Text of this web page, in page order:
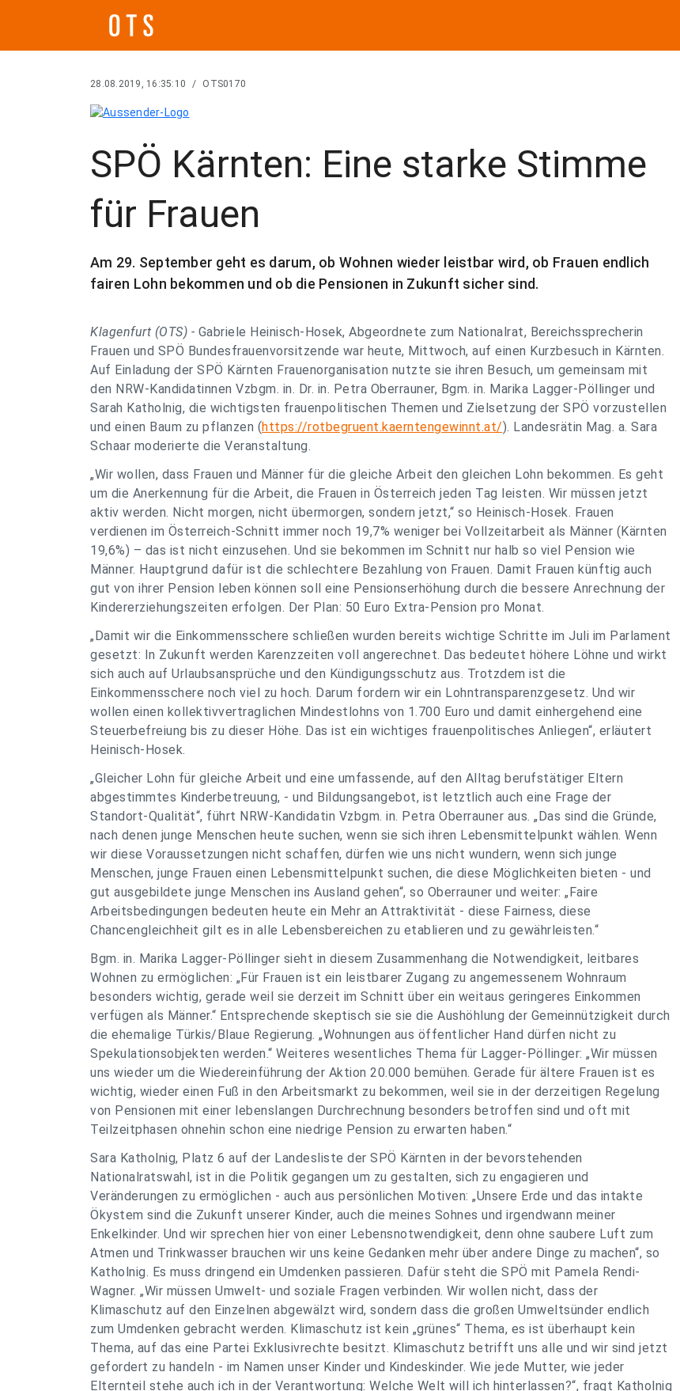
28.08.2019, 16:35:10 / OTS0170
SPÖ Kärnten: Eine starke Stimme
für Frauen
Am 29. September geht es darum, ob Wohnen wieder leistbar wird, ob Frauen endlich
fairen Lohn bekommen und ob die Pensionen in Zukunft sicher sind.
Klagenfurt (OTS) - Gabriele Heinisch-Hosek, Abgeordnete zum Nationalrat, Bereichssprecherin
Frauen und SPÖ Bundesfrauenvorsitzende war heute, Mittwoch, auf einen Kurzbesuch in Kärnten.
Auf Einladung der SPÖ Kärnten Frauenorganisation nutzte sie ihren Besuch, um gemeinsam mit
den NRW-Kandidatinnen Vzbgm. in. Dr. in. Petra Oberrauner, Bgm. in. Marika Lagger-Pöllinger und
Sarah Katholnig, die wichtigsten frauenpolitischen Themen und Zielsetzung der SPÖ vorzustellen
und einen Baum zu pflanzen (https://rotbegruent.kaerntengewinnt.at/). Landesrätin Mag. a. Sara
Schaar moderierte die Veranstaltung.
„Wir wollen, dass Frauen und Männer für die gleiche Arbeit den gleichen Lohn bekommen. Es geht
um die Anerkennung für die Arbeit, die Frauen in Österreich jeden Tag leisten. Wir müssen jetzt
aktiv werden. Nicht morgen, nicht übermorgen, sondern jetzt,“ so Heinisch-Hosek. Frauen
verdienen im Österreich-Schnitt immer noch 19,7% weniger bei Vollzeitarbeit als Männer (Kärnten
19,6%) – das ist nicht einzusehen. Und sie bekommen im Schnitt nur halb so viel Pension wie
Männer. Hauptgrund dafür ist die schlechtere Bezahlung von Frauen. Damit Frauen künftig auch
gut von ihrer Pension leben können soll eine Pensionserhöhung durch die bessere Anrechnung der
Kindererziehungszeiten erfolgen. Der Plan: 50 Euro Extra-Pension pro Monat.
„Damit wir die Einkommensschere schließen wurden bereits wichtige Schritte im Juli im Parlament
gesetzt: In Zukunft werden Karenzzeiten voll angerechnet. Das bedeutet höhere Löhne und wirkt
sich auch auf Urlaubsansprüche und den Kündigungsschutz aus. Trotzdem ist die
Einkommensschere noch viel zu hoch. Darum fordern wir ein Lohntransparenzgesetz. Und wir
wollen einen kollektivvertraglichen Mindestlohns von 1.700 Euro und damit einhergehend eine
Steuerbefreiung bis zu dieser Höhe. Das ist ein wichtiges frauenpolitisches Anliegen“, erläutert
Heinisch-Hosek.
„Gleicher Lohn für gleiche Arbeit und eine umfassende, auf den Alltag berufstätiger Eltern
abgestimmtes Kinderbetreuung, - und Bildungsangebot, ist letztlich auch eine Frage der
Standort-Qualität“, führt NRW-Kandidatin Vzbgm. in. Petra Oberrauner aus. „Das sind die Gründe,
nach denen junge Menschen heute suchen, wenn sie sich ihren Lebensmittelpunkt wählen. Wenn
wir diese Voraussetzungen nicht schaffen, dürfen wie uns nicht wundern, wenn sich junge
Menschen, junge Frauen einen Lebensmittelpunkt suchen, die diese Möglichkeiten bieten - und
gut ausgebildete junge Menschen ins Ausland gehen“, so Oberrauner und weiter: „Faire
Arbeitsbedingungen bedeuten heute ein Mehr an Attraktivität - diese Fairness, diese
Chancengleichheit gilt es in alle Lebensbereichen zu etablieren und zu gewährleisten.“
Bgm. in. Marika Lagger-Pöllinger sieht in diesem Zusammenhang die Notwendigkeit, leitbares
Wohnen zu ermöglichen: „Für Frauen ist ein leistbarer Zugang zu angemessenem Wohnraum
besonders wichtig, gerade weil sie derzeit im Schnitt über ein weitaus geringeres Einkommen
verfügen als Männer.“ Entsprechende skeptisch sie sie die Aushöhlung der Gemeinnützigkeit durch
die ehemalige Türkis/Blaue Regierung. „Wohnungen aus öffentlicher Hand dürfen nicht zu
Spekulationsobjekten werden.“ Weiteres wesentliches Thema für Lagger-Pöllinger: „Wir müssen
uns wieder um die Wiedereinführung der Aktion 20.000 bemühen. Gerade für ältere Frauen ist es
wichtig, wieder einen Fuß in den Arbeitsmarkt zu bekommen, weil sie in der derzeitigen Regelung
von Pensionen mit einer lebenslangen Durchrechnung besonders betroffen sind und oft mit
Teilzeitphasen ohnehin schon eine niedrige Pension zu erwarten haben.“
Sara Katholnig, Platz 6 auf der Landesliste der SPÖ Kärnten in der bevorstehenden
Nationalratswahl, ist in die Politik gegangen um zu gestalten, sich zu engagieren und
Veränderungen zu ermöglichen - auch aus persönlichen Motiven: „Unsere Erde und das intakte
Ökystem sind die Zukunft unserer Kinder, auch die meines Sohnes und irgendwann meiner
Enkelkinder. Und wir sprechen hier von einer Lebensnotwendigkeit, denn ohne saubere Luft zum
Atmen und Trinkwasser brauchen wir uns keine Gedanken mehr über andere Dinge zu machen“, so
Katholnig. Es muss dringend ein Umdenken passieren. Dafür steht die SPÖ mit Pamela Rendi-
Wagner. „Wir müssen Umwelt- und soziale Fragen verbinden. Wir wollen nicht, dass der
Klimaschutz auf den Einzelnen abgewälzt wird, sondern dass die großen Umweltsünder endlich
zum Umdenken gebracht werden. Klimaschutz ist kein „grünes“ Thema, es ist überhaupt kein
Thema, auf das eine Partei Exklusivrechte besitzt. Klimaschutz betrifft uns alle und wir sind jetzt
gefordert zu handeln - im Namen unser Kinder und Kindeskinder. Wie jede Mutter, wie jeder
Elternteil stehe auch ich in der Verantwortung: Welche Welt will ich hinterlassen?“, fragt Katholnig